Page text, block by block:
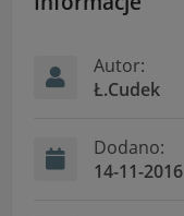
Autor:
Ł.Cudek
Dodano:
14-11-2016